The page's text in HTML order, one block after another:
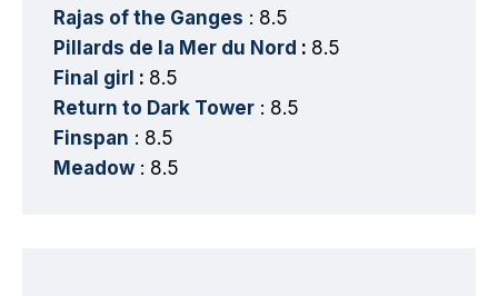
Rajas of the Ganges : 8.5
Pillards de la Mer du Nord : 8.5
Final girl : 8.5
Return to Dark Tower : 8.5
Finspan : 8.5
Meadow : 8.5